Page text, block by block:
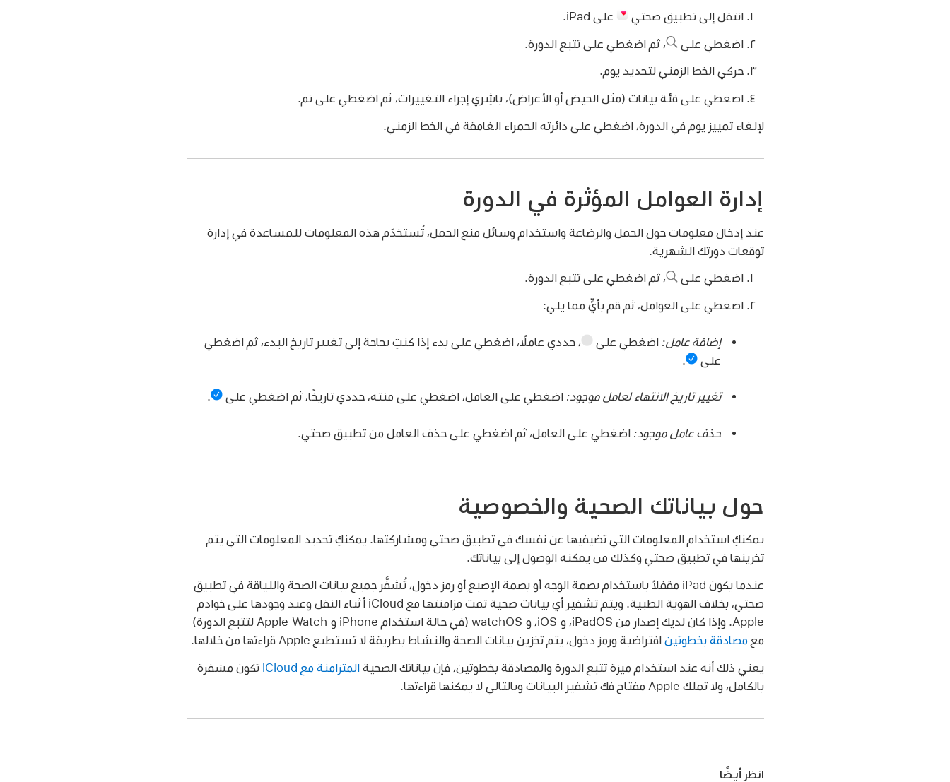
انتقل إلى تطبيق صحتي على iPad.
اضغطي على ،ثم اضغطي على تتبع الدورة.
حركي الخط الزمني لتحديد يوم.
اضغطي على فئة بيانات (مثل الحيض أو الأعراض)، باشِري إجراء التغييرات، ثم اضغطي على تم.
لإلغاء تمييز يوم في الدورة، اضغطي على دائرته الحمراء الغامقة في الخط الزمني.
إدارة العوامل المؤثرة في الدورة
عند إدخال معلومات حول الحمل والرضاعة واستخدام وسائل منع الحمل، تُستخدَم هذه المعلومات للمساعدة في إدارة
توقعات دورتك الشهرية.
اضغطي على ،ثم اضغطي على تتبع الدورة.
اضغطي على العوامل، ثم قم بأيٍّ مما يلي:
إضافة عامل: اضغطي على ، حددي عاملًا، اضغطي على بدء إذا كنتِ بحاجة إلى تغيير تاريخ البدء، ثم اضغطي
على
.
تغيير تاريخ الانتهاء لعامل موجود: اضغطي على العامل، اضغطي على منته، حددي تاريخًا، ثم اضغطي على .
حذف عامل موجود: اضغطي على العامل، ثم اضغطي على حذف العامل من تطبيق صحتي.
حول بياناتك الصحية والخصوصية
يمكنكِ استخدام المعلومات التي تضيفيها عن نفسك في تطبيق صحتي ومشاركتها. يمكنكِ تحديد المعلومات التي يتم
تخزينها في تطبيق صحتي وكذلك من يمكنه الوصول إلى بياناتك.
عندما يكون iPad مقفلاً باستخدام بصمة الوجه أو بصمة الإصبع أو رمز دخول، تُشفَّر جميع بيانات الصحة واللياقة في تطبيق
صحتي، بخلاف الهوية الطبية. ويتم تشفير أي بيانات صحية تمت مزامنتها مع iCloud أثناء النقل وعند وجودها على خوادم
Apple. وإذا كان لديك إصدار من iPadOS، و iOS، و watchOS (في حالة استخدام iPhone و Apple Watch لتتبع الدورة)
مع مصادقة بخطوتين افتراضية ورمز دخول، يتم تخزين بيانات الصحة والنشاط بطريقة لا تستطيع Apple قراءتها من خلالها.
يعني ذلك أنه عند استخدام ميزة تتبع الدورة والمصادقة بخطوتين، فإن بياناتك الصحيةالمتزامنة مع iCloud
تكون مشفرة
بالكامل، ولا تملك Apple مفتاح فك تشفير البيانات وبالتالي لا يمكنها قراءتها.
انظر أيضًا